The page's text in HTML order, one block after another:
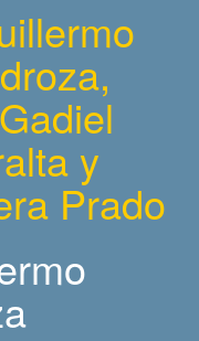
y
Prado